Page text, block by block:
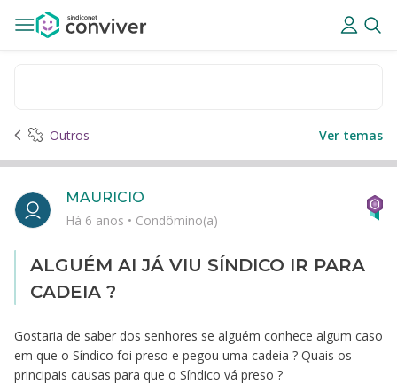
Outros Ver temas
ALGUÉM AI JÁ VIU SÍNDICO IR PARA
CADEIA ?
Gostaria de saber dos senhores se alguém conhece algum caso
em que o Síndico foi preso e pegou uma cadeia ? Quais os
principais causas para que o Síndico vá preso ?
MAURICIO
Há 6 anos • Condômino(a)